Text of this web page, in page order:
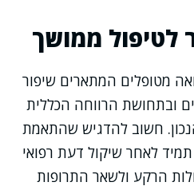
לטיפול ממושך
מטופלים המתארים שיפור
ובתחושת הרווחה הכללית
חשוב להדגיש שהתאמת
לאחר שיקול דעת רפואי
הרקע ולשאר התרופות